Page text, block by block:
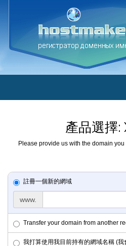
產品選擇
Please provide us with the domain
註冊一個新的網域
www.
Transfer your domain from another
我打算使用我目前持有的網域名稱 (